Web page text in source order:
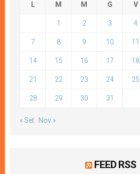
L M M G V
1 2 3 4
7 8 9 10 11
14 15 16 17 18
21 22 23 24 25
28 29 30 31
« Set Nov »
FEED RSS